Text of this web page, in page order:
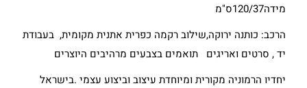
מידה120/37ס"מ
הרכב: כותנה ירוקה,שילוב רקמה כפרית אתנית מקומית, בעבודת
יד , סרטים ואריגים תואמים בצבעים מרהיבים היוצרים
יחדיו הרמוניה מקורית ומיוחדת עיצוב וביצוע עצמי .בישראל